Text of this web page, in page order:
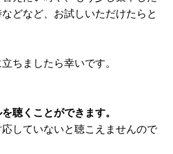
どなど、 お試しいただけたらと
ちましたら幸いです。
聴くことができます。
応していないと聴こえませんので